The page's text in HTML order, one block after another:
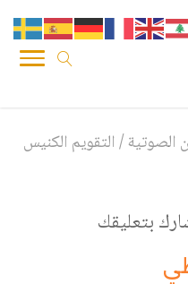
الصوتية/التقويم الكنيس
بتعليقك